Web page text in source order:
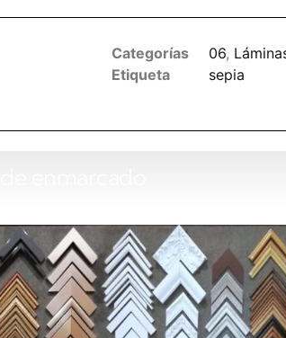
Categorías 06,
Etiqueta
sepia